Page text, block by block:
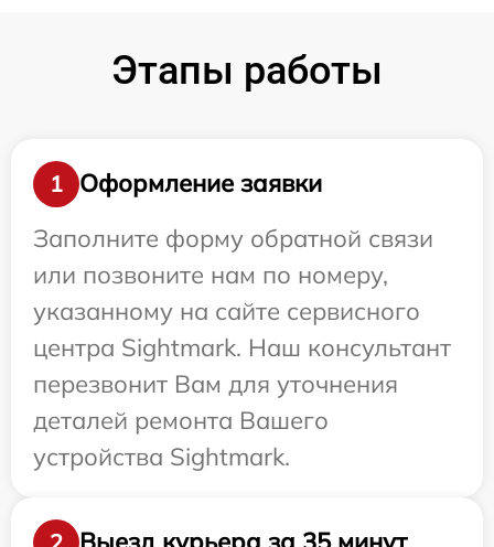
Этапы работы
1
Оформление заявки
Заполните форму обратной связи
или позвоните нам по номеру,
указанному на сайте сервисного
центра Sightmark. Наш консультант
перезвонит Вам для уточнения
деталей ремонта Вашего
устройства Sightmark.